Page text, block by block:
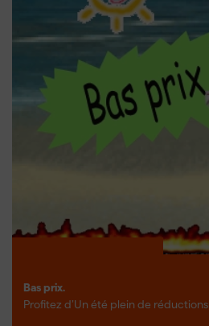
Bas prix.
Profitez d’Un été plein de réductions